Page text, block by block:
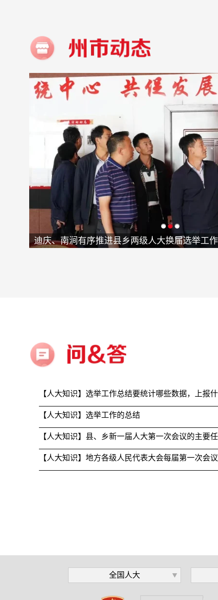
昆明红河稳步推进县乡两级人
【人大知识】选举工作的总结
全国人大